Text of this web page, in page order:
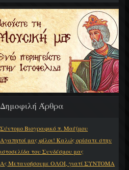
Δημοφιλή Άρθρα
Σύντομο Βιογραφικό π. Μαξίμου
Αγαπητοί μας φίλοι! Καλώς ορίσατε στην
ιστοσελίδα του Συνδέσμου μας
Ας Μετανοήσουμε ΟΛΟΙ, γιατί ΣΥΝΤΟΜΑ